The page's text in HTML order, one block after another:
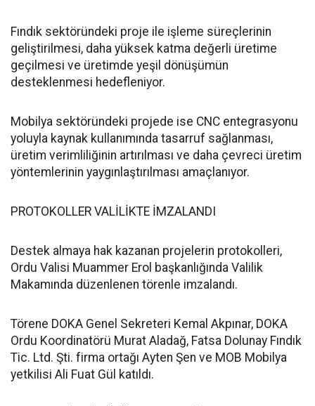
Fındık sektöründeki proje ile işleme süreçlerinin
geliştirilmesi, daha yüksek katma değerli üretime
geçilmesi ve üretimde yeşil dönüşümün
desteklenmesi hedefleniyor.
Mobilya sektöründeki projede ise CNC entegrasyonu
yoluyla kaynak kullanımında tasarruf sağlanması,
üretim verimliliğinin artırılması ve daha çevreci üretim
yöntemlerinin yaygınlaştırılması amaçlanıyor.
PROTOKOLLER VALİLİKTE İMZALANDI
Destek almaya hak kazanan projelerin protokolleri,
Ordu Valisi Muammer Erol başkanlığında Valilik
Makamında düzenlenen törenle imzalandı.
Törene DOKA Genel Sekreteri Kemal Akpınar, DOKA
Ordu Koordinatörü Murat Aladağ, Fatsa Dolunay Fındık
Tic. Ltd. Şti. firma ortağı Ayten Şen ve MOB Mobilya
yetkilisi Ali Fuat Gül katıldı.